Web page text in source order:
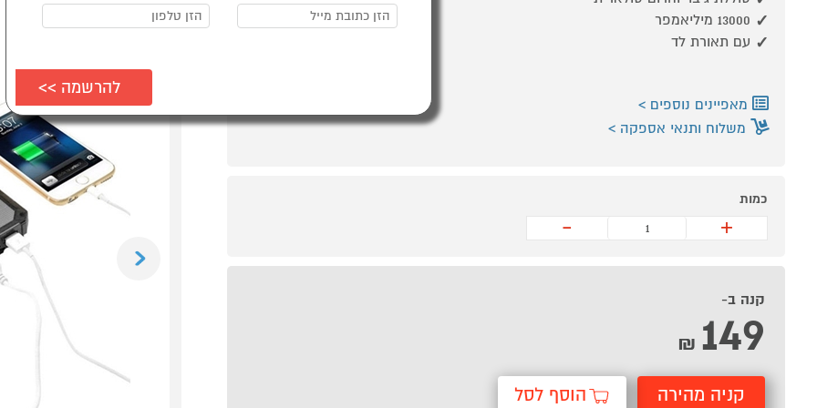
13000 מיליאמפר
עם תאורת לד
מאפיינים נוספים
משלוח ותנאי אספקה
כמות
+
-
קנה ב-
149
₪
קניה מהירה הוסף לסל